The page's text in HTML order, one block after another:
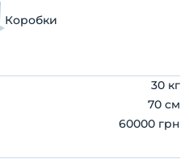
Коробки
30 кг
70 см
60000 грн